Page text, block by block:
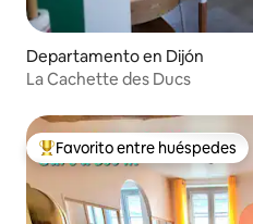
Departamento en Dijón
La Cachette des Ducs
Favorito entre los huéspedes
Favorito entre huéspedes